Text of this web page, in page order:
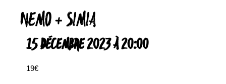
NEMO + SIMIA
15 DÉCEMBRE 2023 À 20:00
19€